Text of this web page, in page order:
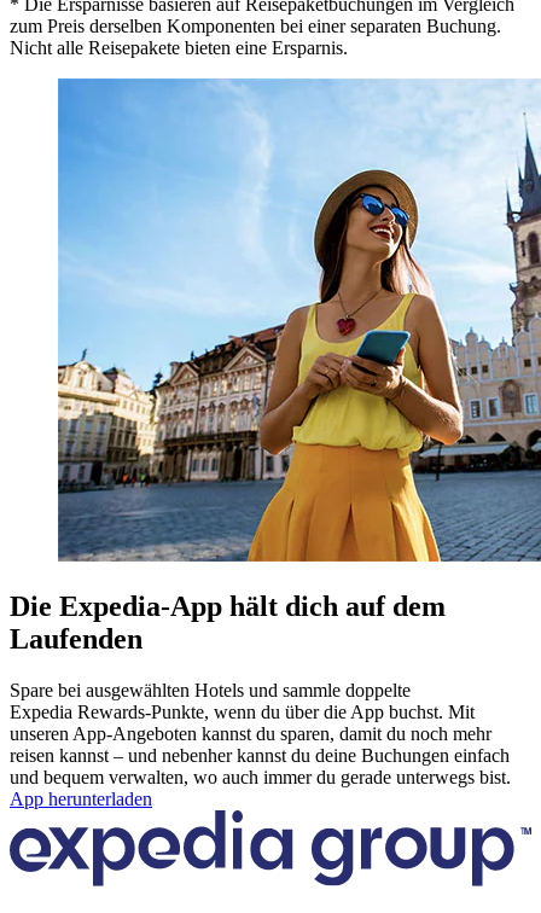
zum Preis derselben Komponenten bei einer separaten Buchung.
Nicht alle Reisepakete bieten eine Ersparnis.
Die Expedia-App hält dich auf dem
Laufenden
Spare bei ausgewählten Hotels und sammle doppelte
Expedia Rewards-Punkte, wenn du über die App buchst. Mit
unseren App-Angeboten kannst du sparen, damit du noch mehr
reisen kannst – und nebenher kannst du deine Buchungen einfach
und bequem verwalten, wo auch immer du gerade unterwegs bist.
App herunterladen